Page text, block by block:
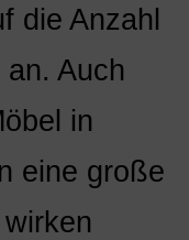
die Anzahl
Auch
in
eine große